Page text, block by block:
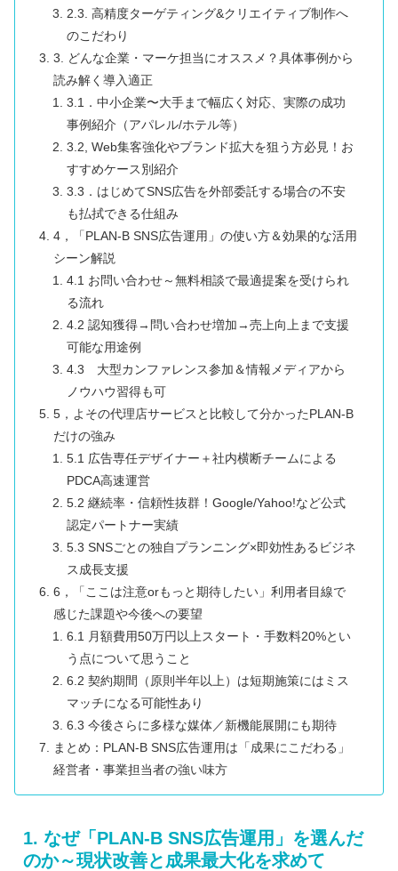
2.3. 高精度ターゲティング&クリエイティブ制作へ
のこだわり
3. どんな企業・マーケ担当にオススメ？具体事例から
読み解く導入適正
3.1．中小企業〜大手まで幅広く対応、実際の成功
事例紹介（アパレル/ホテル等）
3.2, Web集客強化やブランド拡大を狙う方必見！お
すすめケース別紹介
3.3．はじめてSNS広告を外部委託する場合の不安
も払拭できる仕組み
4，「PLAN-B SNS広告運用」の使い方＆効果的な活用
シーン解説
4.1 お問い合わせ～無料相談で最適提案を受けられ
る流れ
4.2 認知獲得→問い合わせ増加→売上向上まで支援
可能な用途例
4.3 大型カンファレンス参加＆情報メディアから
ノウハウ習得も可
5，よその代理店サービスと比較して分かったPLAN-B
だけの強み
5.1 広告専任デザイナー＋社内横断チームによる
PDCA高速運営
5.2 継続率・信頼性抜群！Google/Yahoo!など公式
認定パートナー実績
5.3 SNSごとの独自プランニング×即効性あるビジネ
ス成長支援
6，「ここは注意orもっと期待したい」利用者目線で
感じた課題や今後への要望
6.1 月額費用50万円以上スタート・手数料20%とい
う点について思うこと
6.2 契約期間（原則半年以上）は短期施策にはミス
マッチになる可能性あり
6.3 今後さらに多様な媒体／新機能展開にも期待
まとめ：PLAN-B SNS広告運用は「成果にこだわる」
経営者・事業担当者の強い味方
1. なぜ「PLAN-B SNS広告運用」を選んだ
のか～現状改善と成果最大化を求めて